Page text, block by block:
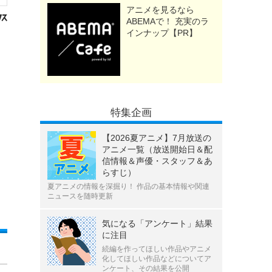
アニメを見るなら
ABEMAで！ 充実のラ
インナップ【PR】
特集企画
【2026夏アニメ】7月放送の
アニメ一覧（放送開始日＆配
信情報＆声優・スタッフ＆あ
らすじ）
夏アニメの情報を深掘り！ 作品の基本情報や関連
ニュースを随時更新
気になる「アンケート」結果
に注目
続編を作ってほしい作品やアニメ
化してほしい作品などについてア
ンケート、その結果を公開